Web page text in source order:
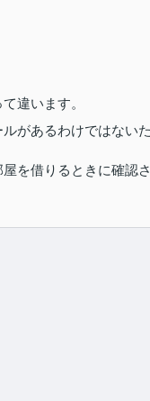
違います。
があるわけではない
を借りるときに確認